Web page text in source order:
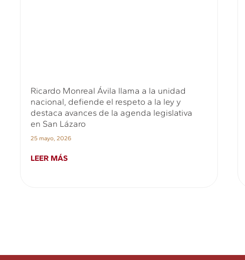
Ricardo Monreal Ávila llama a la unidad
nacional, defiende el respeto a la ley y
destaca avances de la agenda legislativa
en San Lázaro
25 mayo, 2026
LEER MÁS